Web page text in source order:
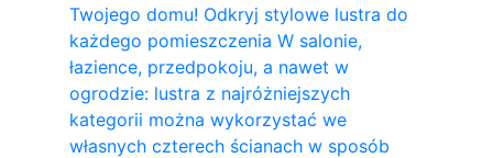
Twojego domu! Odkryj stylowe lustra do
każdego pomieszczenia W salonie,
łazience, przedpokoju, a nawet w
ogrodzie: lustra z najróżniejszych
kategorii można wykorzystać we
własnych czterech ścianach w sposób